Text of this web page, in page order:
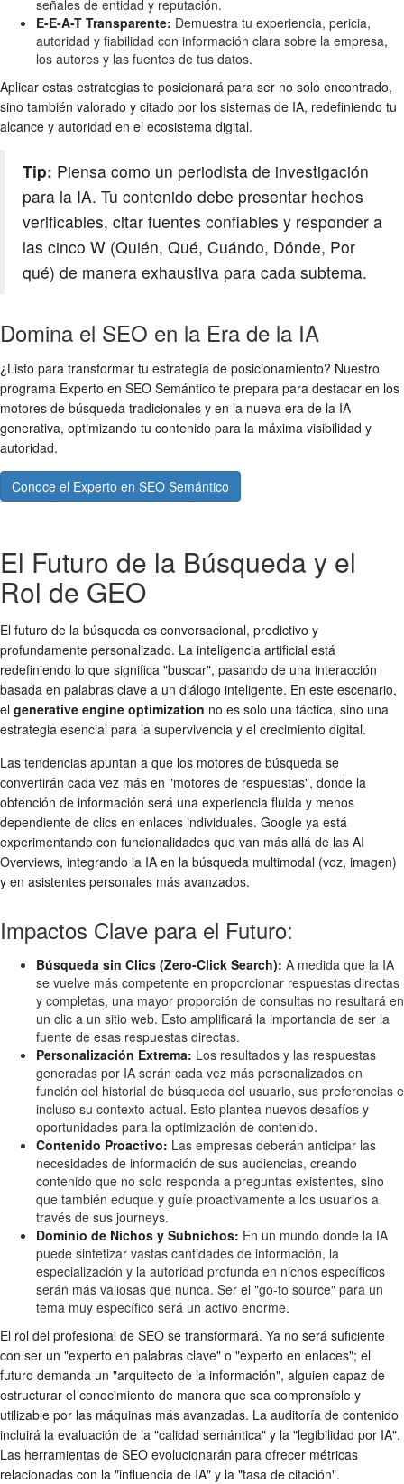
señales de entidad y reputación.
E-E-A-T Transparente: Demuestra tu experiencia, pericia,
autoridad y fiabilidad con información clara sobre la empresa,
los autores y las fuentes de tus datos.
Aplicar estas estrategias te posicionará para ser no solo encontrado,
sino también valorado y citado por los sistemas de IA, redefiniendo tu
alcance y autoridad en el ecosistema digital.
Tip: Piensa como un periodista de investigación
para la IA. Tu contenido debe presentar hechos
verificables, citar fuentes confiables y responder a
las cinco W (Quién, Qué, Cuándo, Dónde, Por
qué) de manera exhaustiva para cada subtema.
Domina el SEO en la Era de la IA
¿Listo para transformar tu estrategia de posicionamiento? Nuestro
programa Experto en SEO Semántico te prepara para destacar en los
motores de búsqueda tradicionales y en la nueva era de la IA
generativa, optimizando tu contenido para la máxima visibilidad y
autoridad.
Conoce el Experto en SEO Semántico
El Futuro de la Búsqueda y el
Rol de GEO
El futuro de la búsqueda es conversacional, predictivo y
profundamente personalizado. La inteligencia artificial está
redefiniendo lo que significa "buscar", pasando de una interacción
basada en palabras clave a un diálogo inteligente. En este escenario,
el generative engine optimization no es solo una táctica, sino una
estrategia esencial para la supervivencia y el crecimiento digital.
Las tendencias apuntan a que los motores de búsqueda se
convertirán cada vez más en "motores de respuestas", donde la
obtención de información será una experiencia fluida y menos
dependiente de clics en enlaces individuales. Google ya está
experimentando con funcionalidades que van más allá de las AI
Overviews, integrando la IA en la búsqueda multimodal (voz, imagen)
y en asistentes personales más avanzados.
Impactos Clave para el Futuro:
Búsqueda sin Clics (Zero-Click Search): A medida que la IA
se vuelve más competente en proporcionar respuestas directas
y completas, una mayor proporción de consultas no resultará en
un clic a un sitio web. Esto amplificará la importancia de ser la
fuente de esas respuestas directas.
Personalización Extrema: Los resultados y las respuestas
generadas por IA serán cada vez más personalizados en
función del historial de búsqueda del usuario, sus preferencias e
incluso su contexto actual. Esto plantea nuevos desafíos y
oportunidades para la optimización de contenido.
Contenido Proactivo: Las empresas deberán anticipar las
necesidades de información de sus audiencias, creando
contenido que no solo responda a preguntas existentes, sino
que también eduque y guíe proactivamente a los usuarios a
través de sus journeys.
Dominio de Nichos y Subnichos: En un mundo donde la IA
puede sintetizar vastas cantidades de información, la
especialización y la autoridad profunda en nichos específicos
serán más valiosas que nunca. Ser el "go-to source" para un
tema muy específico será un activo enorme.
El rol del profesional de SEO se transformará. Ya no será suficiente
con ser un "experto en palabras clave" o "experto en enlaces"; el
futuro demanda un "arquitecto de la información", alguien capaz de
estructurar el conocimiento de manera que sea comprensible y
utilizable por las máquinas más avanzadas. La auditoría de contenido
incluirá la evaluación de la "calidad semántica" y la "legibilidad por IA".
Las herramientas de SEO evolucionarán para ofrecer métricas
relacionadas con la "influencia de IA" y la "tasa de citación".